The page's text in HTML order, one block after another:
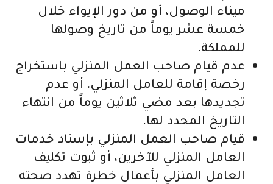
ميناء الوصول، أو من دور الإيواء خلال
خمسة عشر يوماً من تاريخ وصولها
للمملكة.
عدم قيام صاحب العمل المنزلي باستخراج
رخصة إقامة للعامل المنزلي، أو عدم
تجديدها بعد مضي ثلاثين يوماً من انتهاء
التاريخ المحدد لها.
قيام صاحب العمل المنزلي بإسناد خدمات
العامل المنزلي للآخرين، أو ثبوت تكليف
العامل المنزلي بأعمال خطرة تهدد صحته